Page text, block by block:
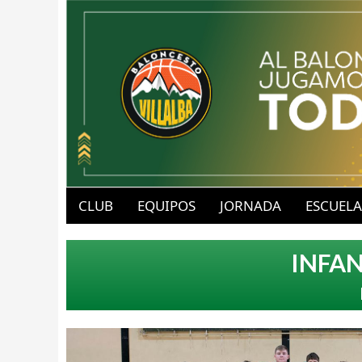
B
a
l
o
u
b
-
CLUB EQUIPOS JORNADA ESCUELA